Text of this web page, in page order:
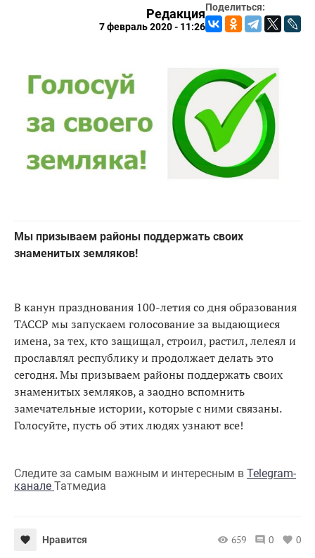
Поделиться:
Редакция
7 февраль 2020 - 11:26
Мы призываем районы поддержать своих
знаменитых земляков!
В канун празднования 100-летия со дня образования
ТАССР мы запускаем голосование за выдающиеся
имена, за тех, кто защищал, строил, растил, лелеял и
прославлял республику и продолжает делать это
сегодня. Мы призываем районы поддержать своих
знаменитых земляков, а заодно вспомнить
замечательные истории, которые с ними связаны.
Голосуйте, пусть об этих людях узнают все!
Следите за самым важным и интересным в Telegram-
канале Татмедиа
Нравится 659 0 0